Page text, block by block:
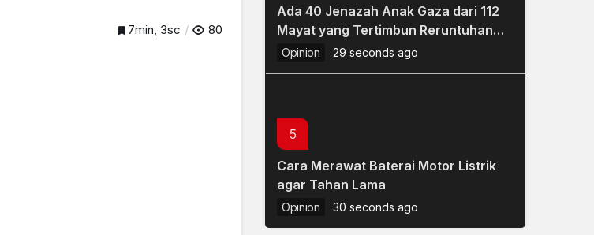
7min, 3sc 80
Ada 40 Jenazah Anak Gaza dari 112
Mayat yang Tertimbun Reruntuhan
Sejak 2023
Opinion 29 seconds ago
5
Cara Merawat Baterai Motor Listrik
agar Tahan Lama
Opinion 30 seconds ago